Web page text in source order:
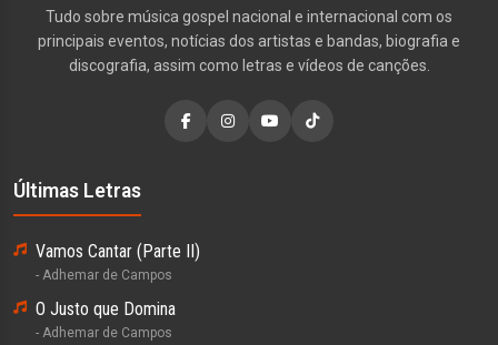
Tudo sobre música gospel nacional e internacional com os
principais eventos, notícias dos artistas e bandas, biografia e
discografia, assim como letras e vídeos de canções.
Últimas Letras
Vamos Cantar (Parte II)
- Adhemar de Campos
O Justo que Domina
- Adhemar de Campos